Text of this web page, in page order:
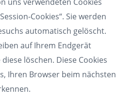
Cookies“. Sie werden
automatisch gelöscht.
auf Ihrem Endgerät
löschen. Diese Cookies
Ihren Browser beim nächsten